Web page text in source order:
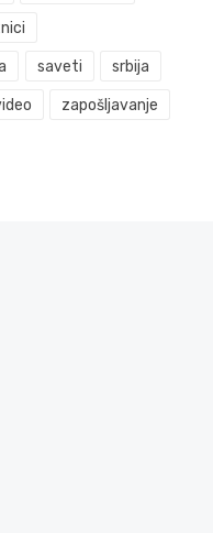
saveti srbija
zapošljavanje